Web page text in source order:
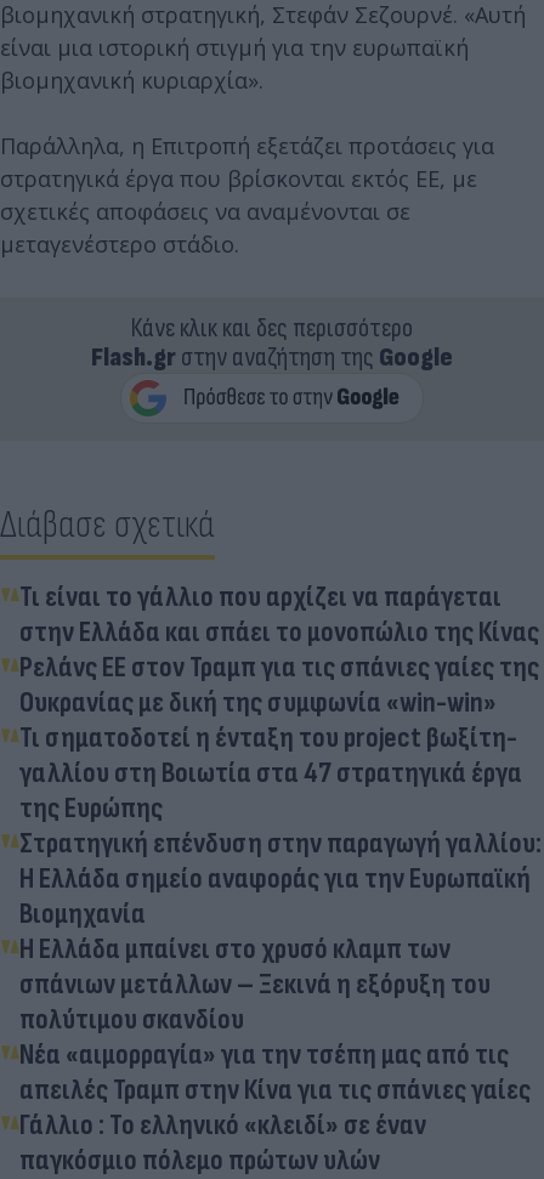
βιομηχανική στρατηγική, Στεφάν Σεζουρνέ. «Αυτή
είναι μια ιστορική στιγμή για την ευρωπαϊκή
βιομηχανική κυριαρχία».
Παράλληλα, η Επιτροπή εξετάζει προτάσεις για
στρατηγικά έργα που βρίσκονται εκτός ΕΕ, με
σχετικές αποφάσεις να αναμένονται σε
μεταγενέστερο στάδιο.
Κάνε κλικ και δες περισσότερο
Flash.grστην αναζήτηση της Google
Διάβασε σχετικά
Τι είναι το γάλλιο που αρχίζει να παράγεται
στην Ελλάδα και σπάει το μονοπώλιο της Κίνας
Ρελάνς ΕΕ στον Τραμπ για τις σπάνιες γαίες της
Ουκρανίας με δική της συμφωνία «win-win»
Τι σηματοδοτεί η ένταξη του project βωξίτη-
γαλλίου στη Βοιωτία στα 47 στρατηγικά έργα
της Ευρώπης
Στρατηγική επένδυση στην παραγωγή γαλλίου:
Η Ελλάδα σημείο αναφοράς για την Ευρωπαϊκή
Βιομηχανία
Η Ελλάδα μπαίνει στο χρυσό κλαμπ των
σπάνιων μετάλλων – Ξεκινά η εξόρυξη του
πολύτιμου σκανδίου
Νέα «αιμορραγία» για την τσέπη μας από τις
απειλές Τραμπ στην Κίνα για τις σπάνιες γαίες
Γάλλιο : Το ελληνικό «κλειδί» σε έναν
παγκόσμιο πόλεμο πρώτων υλών